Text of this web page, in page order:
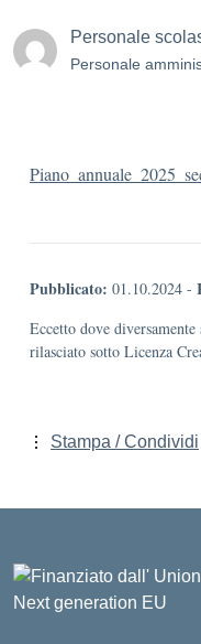
Personale
Personale
Pubblicato: 01.10.2024 -
Eccetto dove
rilasciato sotto Licenza
Stampa / Condividi